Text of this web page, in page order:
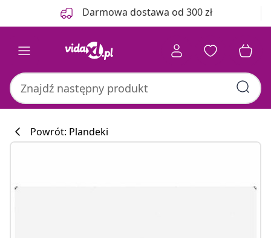
Darmowa dostawa od 300 zł
Powrót: Plandeki